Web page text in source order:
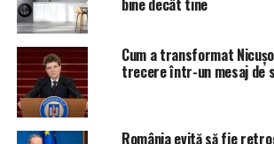
conducerii este deschisă pentru toată
au recăpătat încrederea că instituția se
în direcția corectă,” confirmă Grigoroiu.
Deblocarea proiectelor
De la infrastructură la
bine decât tine
Cum a transformat
trecere într-un mesaj de
România evită să fie